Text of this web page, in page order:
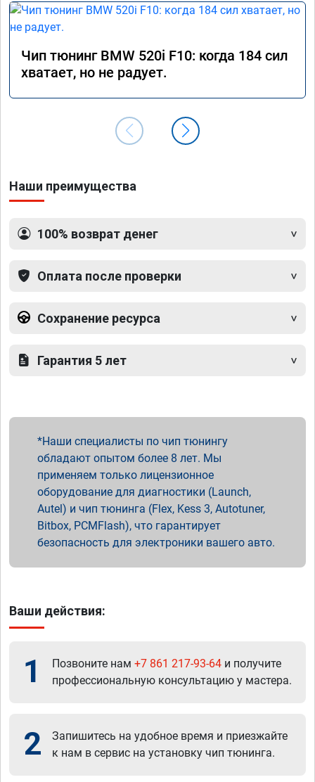
Чип тюнинг BMW 520i F10: когда 184 сил
хватает, но не радует.
Наши преимущества
100% возврат денег
Оплата после проверки
Сохранение ресурса
Гарантия 5 лет
Наши специалисты по чип тюнингу
обладают опытом более 8 лет. Мы
применяем только лицензионное
оборудование для диагностики (Launch,
Autel) и чип тюнинга (Flex, Kess 3, Autotuner,
Bitbox, PCMFlash), что гарантирует
безопасность для электроники вашего авто.
Ваши действия:
1 Позвоните нам +7 861 217-93-64 и получите
профессиональную консультацию у мастера.
2
Запишитесь на удобное время и приезжайте
к нам в сервис на установку чип тюнинга.